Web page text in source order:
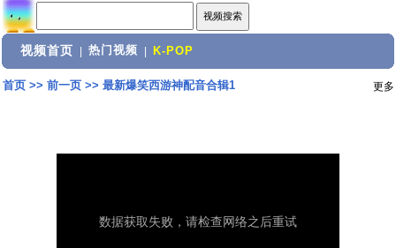
视频首页 热门视频 K-POP
首页>> 前一页>> 最新爆笑西游神配音合辑1 更多